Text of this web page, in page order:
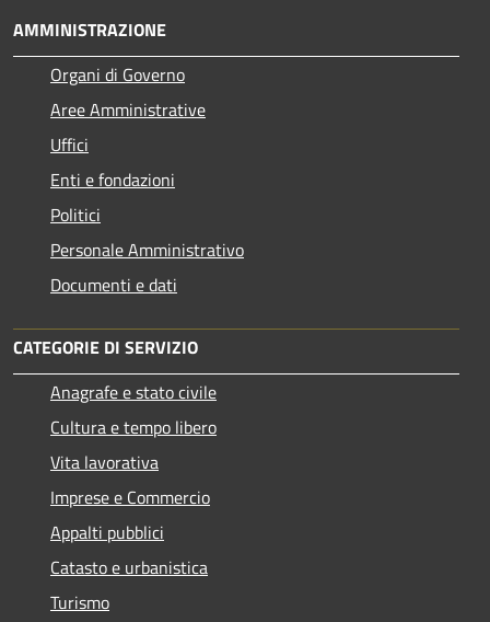
AMMINISTRAZIONE
Organi di Governo
Aree Amministrative
Uffici
Enti e fondazioni
Politici
Personale Amministrativo
Documenti e dati
CATEGORIE DI SERVIZIO
Anagrafe e stato civile
Cultura e tempo libero
Vita lavorativa
Imprese e Commercio
Appalti pubblici
Catasto e urbanistica
Turismo